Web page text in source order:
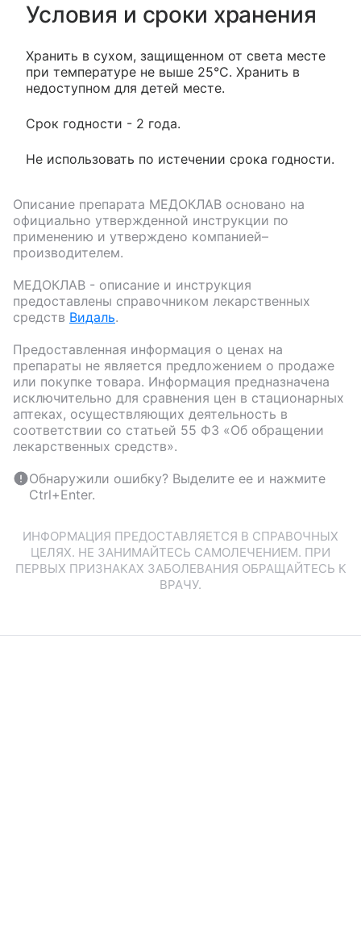
Условия и сроки хранения
Хранить в сухом, защищенном от света месте
при температуре не выше 25°С. Хранить в
недоступном для детей месте.
Срок годности - 2 года.
Не использовать по истечении срока годности.
Описание препарата МЕДОКЛАВ основано на
официально утвержденной инструкции по
применению и утверждено компанией–
производителем.
МЕДОКЛАВ - описание и инструкция
предоставлены справочником лекарственных
средств Видаль.
Предоставленная информация о ценах на
препараты не является предложением о продаже
или покупке товара. Информация предназначена
исключительно для сравнения цен в стационарных
аптеках, осуществляющих деятельность в
соответствии со статьей 55 ФЗ «Об обращении
лекарственных средств».
Обнаружили ошибку? Выделите ее и нажмите
Ctrl+Enter.
ИНФОРМАЦИЯ ПРЕДОСТАВЛЯЕТСЯ В СПРАВОЧНЫХ
ЦЕЛЯХ. НЕ ЗАНИМАЙТЕСЬ САМОЛЕЧЕНИЕМ. ПРИ
ПЕРВЫХ ПРИЗНАКАХ ЗАБОЛЕВАНИЯ ОБРАЩАЙТЕСЬ К
ВРАЧУ.